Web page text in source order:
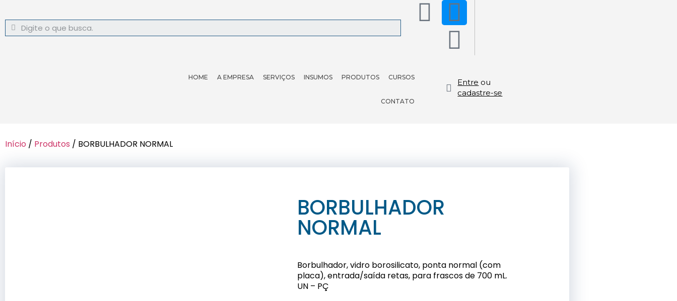
HOME A EMPRESA SERVIÇOS INSUMOS PRODUTOS CURSOS
CONTATO
Entre ou
cadastre-se
Início / Produtos / BORBULHADOR NORMAL
BORBULHADOR
NORMAL
Borbulhador, vidro borosilicato, ponta normal (com
placa), entrada/saída retas, para frascos de 700 mL.
UN – PÇ